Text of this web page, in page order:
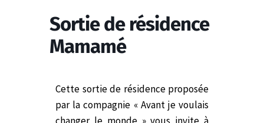
Sortie de résidence
Mamamé
Cette sortie de résidence proposée
par la compagnie « Avant je voulais
changer le monde » vous invite à